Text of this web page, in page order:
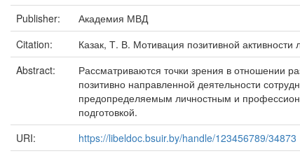
Publisher:
Академия МВД
Citation:
Казак, Т. В. Мотивация позитивной
Abstract:
Рассматриваются точки зрения в отношении
позитивно направленной деятельности
предопределяемым личностным и
подготовкой.
URI:
https://libeldoc.bsuir.by/handle/123456789/34873